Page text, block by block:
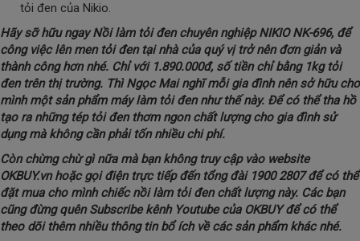
tỏi đen của Nikio.
Hãy sỡ hữu ngay Nồi làm tỏi đen chuyên nghiệp NIKIO NK-696, để
công việc lên men tỏi đen tại nhà của quý vị trở nên đơn giản và
thành công hơn nhé. Chỉ với 1.890.000đ, số tiền chỉ bằng 1kg tỏi
đen trên thị trường. Thì Ngọc Mai nghĩ mỗi gia đình nên sở hữu cho
mình một sản phẩm máy làm tỏi đen như thế này. Để có thể tha hồ
tạo ra những tép tỏi đen thơm ngon chất lượng cho gia đình sử
dụng mà không cần phải tốn nhiều chi phí.
Còn chừng chừ gì nữa mà bạn không truy cập vào website
OKBUY.vn hoặc gọi điện trực tiếp đến tổng đài 1900 2807 để có thể
đặt mua cho mình chiếc nồi làm tỏi đen chất lượng này. Các bạn
cũng đừng quên Subscribe kênh Youtube của OKBUY để có thể
theo dõi thêm nhiều thông tin bổ ích về các sản phẩm khác nhé.